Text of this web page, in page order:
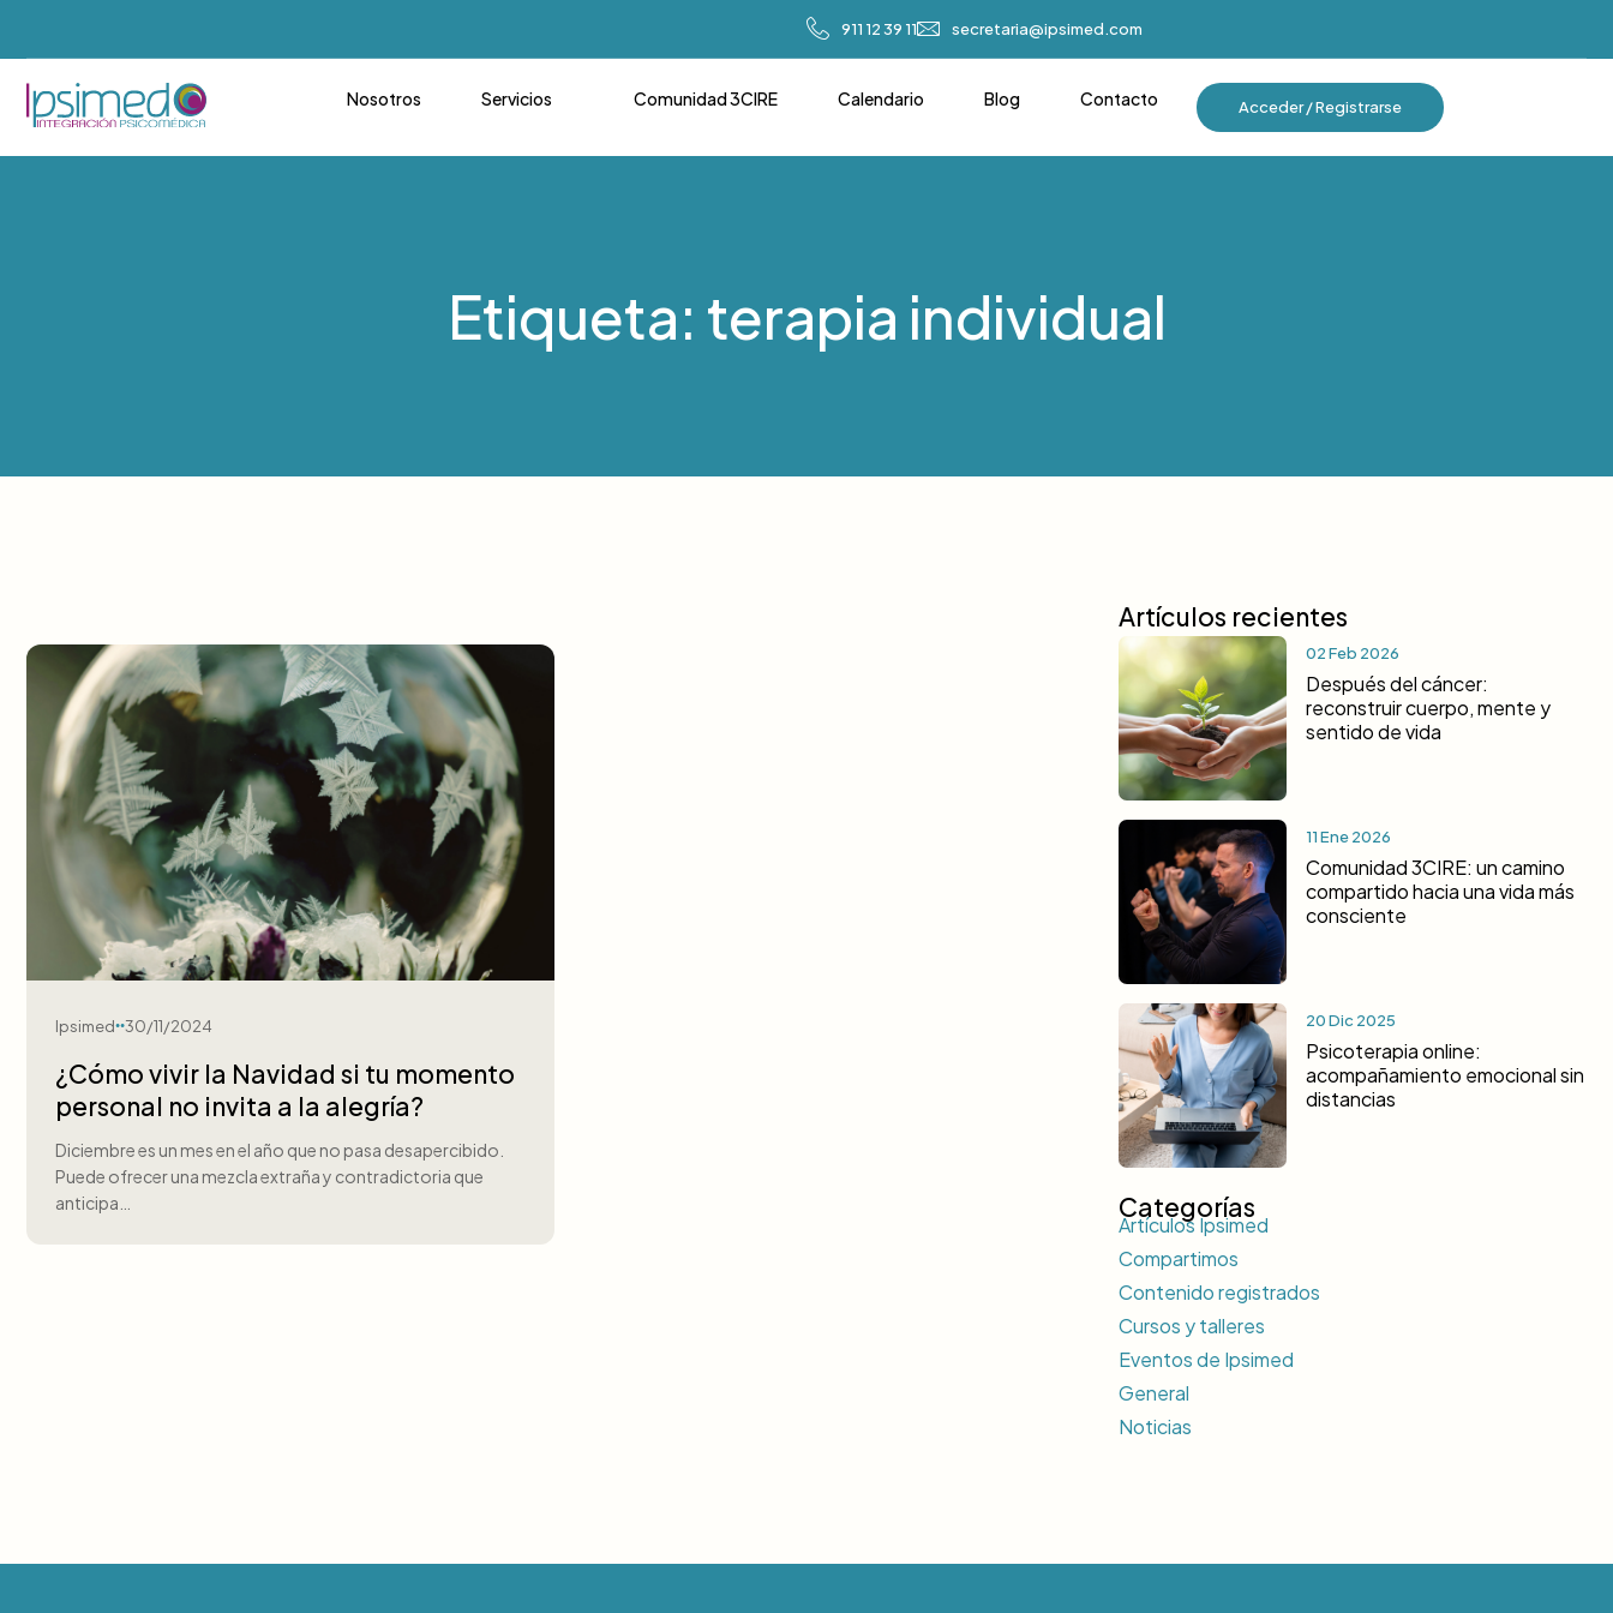
911 12 39 11 secretaria@ipsimed.com
Nosotros Servicios Comunidad 3CIRE Calendario Blog Contacto Acceder / Registrarse
Etiqueta: terapia individual
Ipsimed 30/11/2024
¿Cómo vivir la Navidad si tu momento
personal no invita a la alegría?
Diciembre es un mes en el año que no pasa desapercibido.
Puede ofrecer una mezcla extraña y contradictoria que
anticipa…
Artículos recientes
02 Feb 2026
Después del cáncer:
reconstruir cuerpo, mente y
sentido de vida
11 Ene 2026
Comunidad 3CIRE: un camino
compartido hacia una vida más
consciente
20 Dic 2025
Psicoterapia online:
acompañamiento emocional sin
distancias
Categorías
Artículos Ipsimed
Compartimos
Contenido registrados
Cursos y talleres
Eventos de Ipsimed
General
Noticias